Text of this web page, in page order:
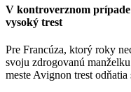
V kontroverznom
vysoký trest
Pre Francúza, ktorý roky
svoju zdrogovanú
meste Avignon trest